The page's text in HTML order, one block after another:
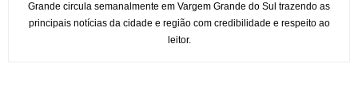
Grande circula semanalmente em Vargem Grande do Sul trazendo as
principais notícias da cidade e região com credibilidade e respeito ao
leitor.